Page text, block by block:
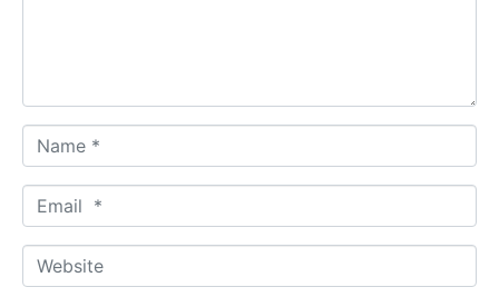
a
m
*
m
aW
e